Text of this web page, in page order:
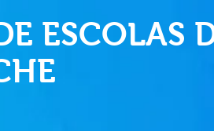
ESCOLAS